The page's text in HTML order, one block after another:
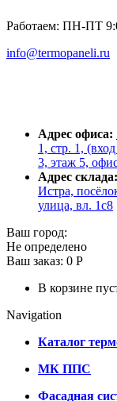
Работаем: ПН-ПТ
info@termopaneli.ru
Адрес офиса:
1, стр. 1,
3, этаж 5,
Адрес склада:
Истра,
улица, вл. 1с8
Ваш город:
Не определено
Ваш заказ: 0 Р
В корзине
Navigation
Каталог
МК ППС
Фасадная